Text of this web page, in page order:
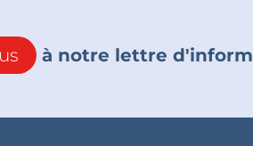
à notre lettre